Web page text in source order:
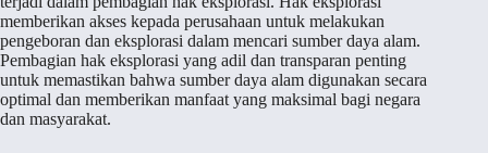
memberikan akses kepada perusahaan untuk melakukan
pengeboran dan eksplorasi dalam mencari sumber daya alam.
Pembagian hak eksplorasi yang adil dan transparan penting
untuk memastikan bahwa sumber daya alam digunakan secara
optimal dan memberikan manfaat yang maksimal bagi negara
dan masyarakat.